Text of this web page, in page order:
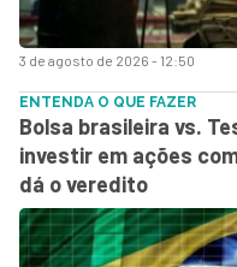
3 de agosto de 2026 - 12:50
ENTENDA O QUE FAZER
Bolsa brasileira vs.
investir em ações
dá o veredito